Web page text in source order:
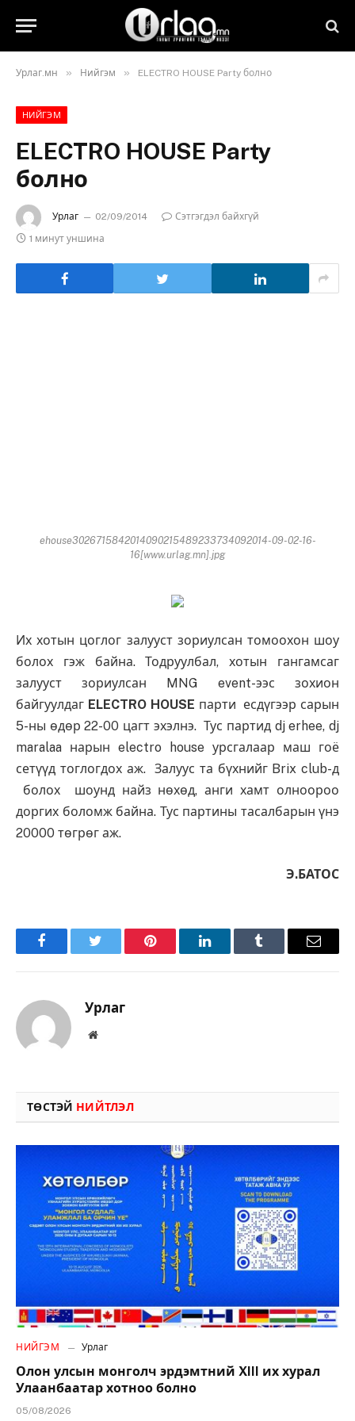
Урлаг.мн » Нийгэм » ELECTRO HOUSE Party болно
НИЙГЭМ
ELECTRO HOUSE Party
болно
Урлаг 02/09/2014
Сэтгэгдэл байхгүй
1 минут уншина
ehouse3026715842014090215489233734092014-09-02-16-
16[www.urlag.mn].jpg
Их хотын цоглог залууст зориулсан томоохон шоу
болох гэж байна. Тодруулбал, хотын гангамсаг
залууст зориулсан MNG event-ээс зохион
байгуулдаг ELECTRO HOUSE парти есдүгээр сарын
5-ны өдөр 22-00 цагт эхэлнэ. Тус партид dj erhee, dj
maralaa нарын electro house урсгалаар маш гоё
сетүүд тоглогдох аж. Залуус та бүхнийг Brix club-д
болох шоунд найз нөхөд, анги хамт олноороо
доргих боломж байна. Тус партины тасалбарын үнэ
20000 төгрөг аж.
Э.БАТОС
FacebookTwitter Pinterest LinkedInTumblr Имэйл
Урлаг
Вэбсайт
ТӨСТЭЙ НИЙТЛЭЛ
НИЙГЭМ Урлаг
Олон улсын монголч эрдэмтний XIII их хурал
Улаанбаатар хотноо болно
05/08/2026